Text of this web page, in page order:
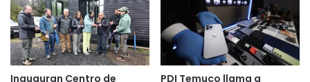
u
n
i
v
e
i
e
r
t
e
Inauguran Centro de PDI Temuco llama a